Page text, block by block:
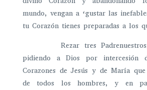
mundo, vengan a ‘gustar las
tu Corazón tienes preparadas a los
Rezar tres Padrenuestros,
pidiendo a Dios por intercesión
Corazones de Jesús y de María
de todos los hombres, y en